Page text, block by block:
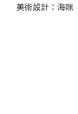
美術設計：海咪